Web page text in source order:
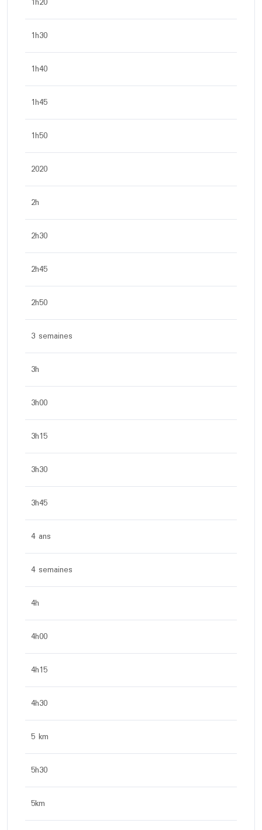
1h30
1h40
1h45
1h50
2020
2h
2h30
2h45
2h50
3 semaines
3h
3h00
3h15
3h30
3h45
4 ans
4 semaines
4h
4h00
4h15
4h30
5 km
5h30
5km